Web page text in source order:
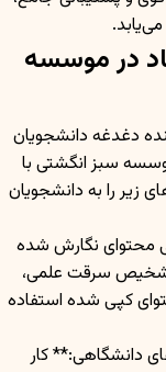
در موسسه
دغدغه دانشجویان
سبز انگشتی با
زیر را به دانشجویان
محتوای نگارش شده
تشخيص سرقت علمی،
کپی شده استفاده
دانشگاهی:** کار